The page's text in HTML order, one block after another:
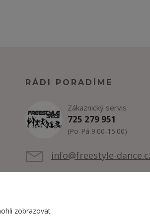
RÁDI PORADÍME
Zákaznický servis
725 279 951
(Po-Pá 9:00-15.00)
info@freestyle-
zobrazovat